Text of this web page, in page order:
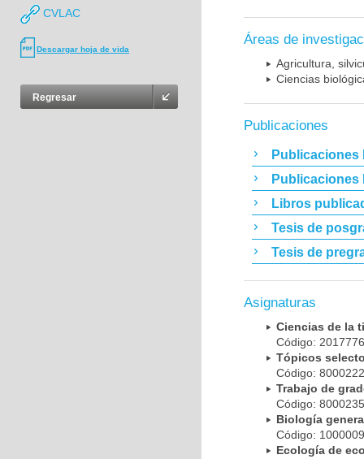
CVLAC
Descargar hoja de vida
Regresar
Áreas de
Agricultura,
Ciencias
Publicaciones
Publicaciones
Publicaciones
Libros
Tesis de
Tesis de
Asignaturas
Ciencias de la
Código:
Tópicos
Código:
Trabajo de
Código:
Biología
Código:
Ecología de